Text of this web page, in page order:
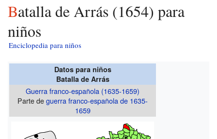
Batalla de Arrás (1654) para
niños
Enciclopedia para niños
Datos para niños
Batalla de Arrás
Guerra franco-española (1635-1659)
Parte deguerra franco-española de 1635-
1659